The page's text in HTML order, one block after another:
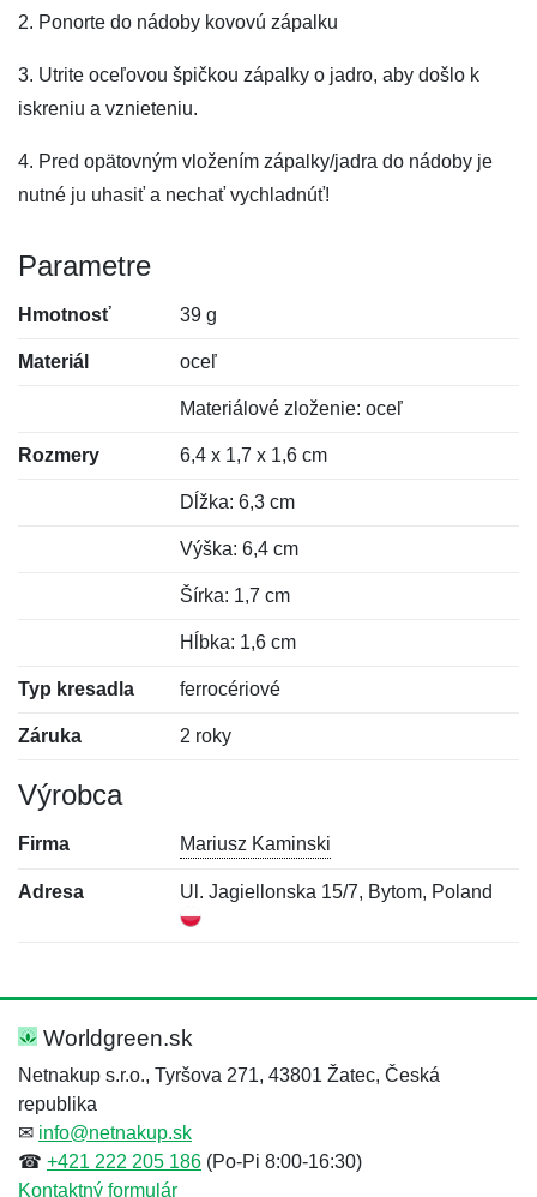
2. Ponorte do nádoby kovovú zápalku
3. Utrite oceľovou špičkou zápalky o jadro, aby došlo k
iskreniu a vznieteniu.
4. Pred opätovným vložením zápalky/jadra do nádoby je
nutné ju uhasiť a nechať vychladnúť!
Parametre
Hmotnosť 39 g
Materiál oceľ
Materiálové zloženie: oceľ
Rozmery 6,4 x 1,7 x 1,6 cm
Dĺžka: 6,3 cm
Výška: 6,4 cm
Šírka: 1,7 cm
Hĺbka: 1,6 cm
Typ kresadla ferrocériové
Záruka 2 roky
Výrobca
Firma Mariusz Kaminski
Adresa Ul. Jagiellonska 15/7, Bytom, Poland
Hodnotenie:
Meno:*
Meno:
E-mail:*
Worldgreen.sk
Netnakup s.r.o., Tyršova 271, 43801 Žatec, Česká
republika
✉ info@netnakup.sk
☎ +421 222 205 186 (Po-Pi 8:00-16:30)
Kontaktný formulár